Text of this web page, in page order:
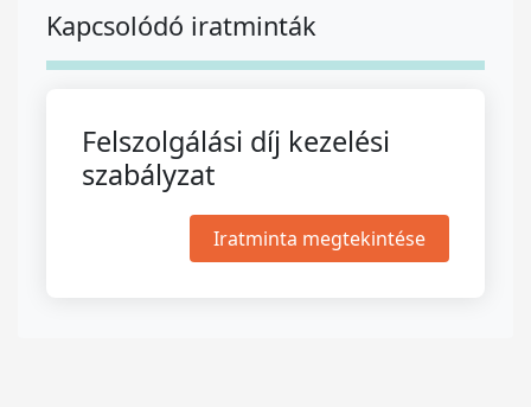
Kapcsolódó iratminták
Felszolgálási díj kezelési
szabályzat
Iratminta megtekintése